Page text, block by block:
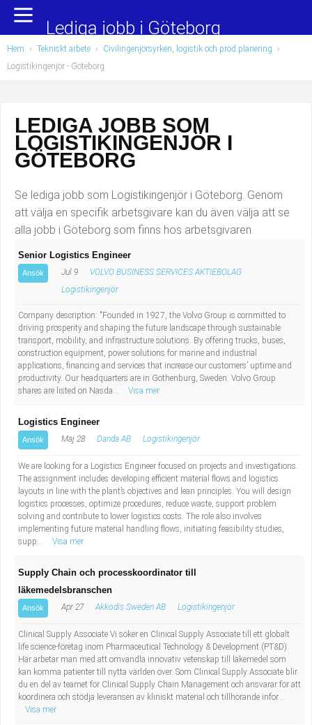
Yrkesområden
Administration, ekonomi, juridik
Chefer och verksamhetsledare
Data/IT
Försäljning, inköp, marknadsföring
Hantverksyrken
Hotell, restaurang, storhushåll
Hälso- och sjukvård
Industriell tillverkning
Installation, drift, underhåll
Kropps- och skönhetsvård
Kultur, media, design
Militärt arbete
Naturbruk
Naturvetenskapligt arbete
Sanering och renhållning
Socialt arbete
Säkerhetsarbete
Tekniskt arbete
Populära jobb
Undersköterska, hemtjänst och äldreboende
Barnskötare
Lärare i förskola/Förskollärare
Lagerarbetare
Bussförare/Busschaufför
Elevassistent
Personlig assistent
Behandlingsassistent/Socialpedagog
Tandsköterska
Budbilsförare
Tidningsbud/Tidningsdistributör
Lärare i fritidshem/Fritidspedagog
Taxiförare/Taxichaufför
Läkarsekreterare/Vårdadmin/Medicinsk
Lastbilsförare m.fl.
Fastighetsskötare
Informatör/Kommunikatör
Brevbärare
Lediga jobb i Göteborg
Hem › Tekniskt arbete › Civilingenjörsyrken, logistik och prod.planering
›
Logistikingenjör - Göteborg
LEDIGA JOBB SOM
LOGISTIKINGENJÖR I
GÖTEBORG
Se lediga jobb som Logistikingenjör i Göteborg. Genom
att välja en specifik arbetsgivare kan du även välja att se
alla jobb i Göteborg som finns hos arbetsgivaren.
Senior Logistics Engineer
Ansök Jul 9
VOLVO BUSINESS SERVICES AKTIEBOLAG
Logistikingenjör
Company description: "Founded in 1927, the Volvo Group is committed to
driving prosperity and shaping the future landscape through sustainable
transport, mobility, and infrastructure solutions. By offering trucks, buses,
construction equipment, power solutions for marine and industrial
applications, financing and services that increase our customers’ uptime and
productivity. Our headquarters are in Gothenburg, Sweden. Volvo Group
shares are listed on Nasda...
Visa mer
Logistics Engineer
Ansök Maj 28 Danda AB Logistikingenjör
We are looking for a Logistics Engineer focused on projects and investigations.
The assignment includes developing efficient material flows and logistics
layouts in line with the plant’s objectives and lean principles. You will design
logistics processes, optimize procedures, reduce waste, support problem
solving and contribute to lower logistics costs. The role also involves
implementing future material handling flows, initiating feasibility studies,
supp...
Visa mer
Supply Chain och processkoordinator till
läkemedelsbranschen
Ansök Apr 27 Akkodis Sweden AB Logistikingenjör
Clinical Supply Associate Vi söker en Clinical Supply Associate till ett globalt
life science-företag inom Pharmaceutical Technology & Development (PT&D).
Här arbetar man med att omvandla innovativ vetenskap till läkemedel som
kan komma patienter till nytta världen över. Som Clinical Supply Associate blir
du en del av teamet för Clinical Supply Chain Management och ansvarar för att
koordinera och stödja leveransen av kliniskt material och tillhörande infor...
Visa mer